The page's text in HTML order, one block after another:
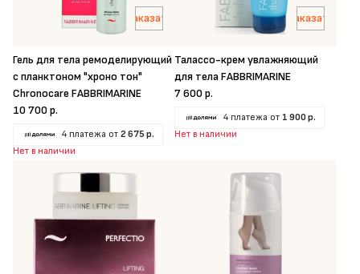
Заказать
Гель для тела ремоделирующий
с планктоном "хроно тон"
Chronocare FABBRIMARINE
10 700 р.
4 платежа от 2 675 р.
Нет в наличии
Заказать
Талассо-крем увлажняющий
для тела FABBRIMARINE
7 600 р.
4 платежа от 1 900 р.
Нет в наличии